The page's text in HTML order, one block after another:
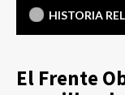
HISTORIA
El Frente